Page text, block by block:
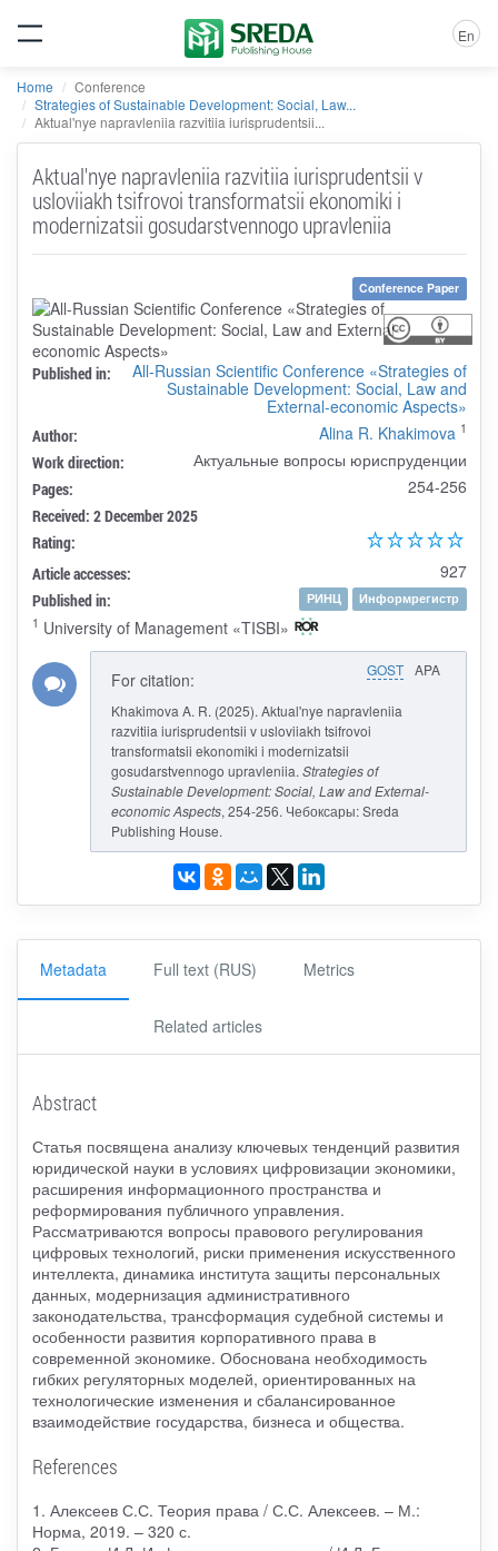
En
Home
Conference
Strategies of Sustainable Development: Social, Law...
Aktual'nye napravleniia razvitiia iurisprudentsii...
Aktual'nye napravleniia razvitiia iurisprudentsii v
usloviiakh tsifrovoi transformatsii ekonomiki i
modernizatsii gosudarstvennogo upravleniia
Conference Paper
Published in:
All-Russian Scientific Conference «Strategies of
Sustainable Development: Social, Law and
External-economic Aspects»
Author: Alina R. Khakimova 1
Work direction: Актуальные вопросы юриспруденции
Pages: 254-256
Received: 2 December 2025
Rating:
Article accesses:
927
Published in: РИНЦ
Информрегистр
1 University of Management «TISBI»
GOST APA
For citation:
Khakimova A. R. (2025). Aktual'nye napravleniia
razvitiia iurisprudentsii v usloviiakh tsifrovoi
transformatsii ekonomiki i modernizatsii
gosudarstvennogo upravleniia. Strategies of
Sustainable Development: Social, Law and External-
economic Aspects, 254-256. Чебоксары: Sreda
Publishing House.
Metadata Full text (RUS) Metrics
Related articles
Abstract
Статья посвящена анализу ключевых тенденций развития
юридической науки в условиях цифровизации экономики,
расширения информационного пространства и
реформирования публичного управления.
Рассматриваются вопросы правового регулирования
цифровых технологий, риски применения искусственного
интеллекта, динамика института защиты персональных
данных, модернизация административного
законодательства, трансформация судебной системы и
особенности развития корпоративного права в
современной экономике. Обоснована необходимость
гибких регуляторных моделей, ориентированных на
технологические изменения и сбалансированное
взаимодействие государства, бизнеса и общества.
References
1. Алексеев С.С. Теория права / С.С. Алексеев. – М.:
Норма, 2019. – 320 с.